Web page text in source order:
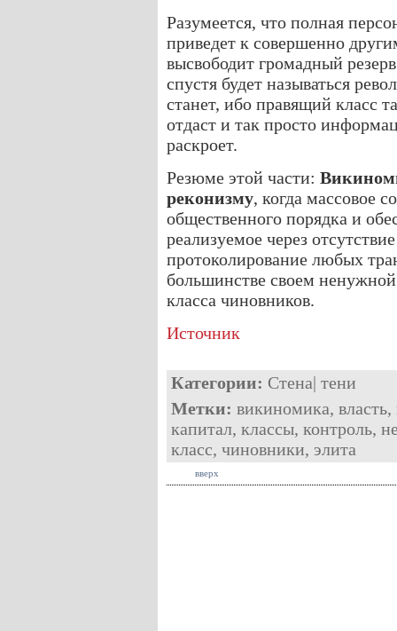
Разумеется, что полная
приведет к совершенно
высвободит громадный
спустя будет называться
станет, ибо правящий класс
отдаст и так просто
раскроет.
Резюме этой части:
реконизму, когда массовое
общественного порядка и
реализуемое через
протоколирование любых
большинстве своем
класса чиновников.
Источник
Категории: Стена| тени
Метки: викиномика, власть,
капитал, классы, контроль,
класс, чиновники, элита
вверх